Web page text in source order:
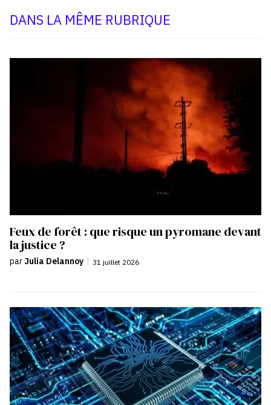
DANS LA MÊME RUBRIQUE
Feux de forêt : que risque un pyromane devant
la justice ?
par Julia Delannoy | 31 juillet 2026